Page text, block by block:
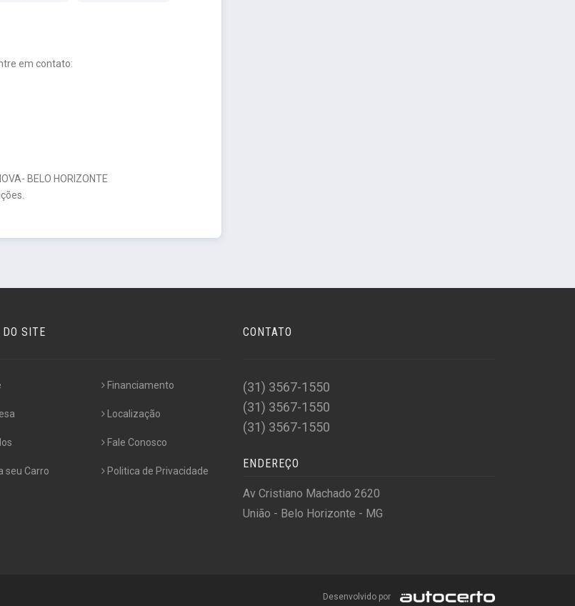
em contato:
BELO HORIZONTE
SITE
seu Carro
Financiamento
Localização
Fale Conosco
Politica de Privacidade
CONTATO
(31) 3567-1550
(31) 3567-1550
(31) 3567-1550
ENDEREÇO
Av Cristiano Machado 2620
União - Belo Horizonte - MG
Desenvolvido por